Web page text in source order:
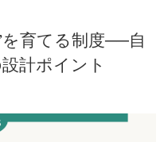
を育てる制度──自
計ポイント